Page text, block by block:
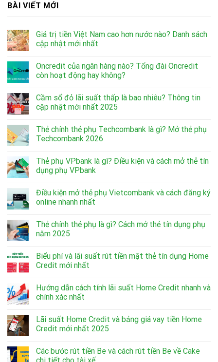
BÀI VIẾT MỚI
Giá trị tiền Việt Nam cao hơn nước nào? Danh sách
cập nhật mới nhất
Oncredit của ngân hàng nào? Tổng đài Oncredit
còn hoạt động hay không?
Cầm sổ đỏ lãi suất thấp là bao nhiêu? Thông tin
cập nhật mới nhất 2025
Thẻ chính thẻ phụ Techcombank là gì? Mở thẻ phụ
Techcombank 2026
Thẻ phụ VPbank là gì? Điều kiện và cách mở thẻ tín
dụng phụ VPbank
Điều kiện mở thẻ phụ Vietcombank và cách đăng ký
online nhanh nhất
Thẻ chính thẻ phụ là gì? Cách mở thẻ tín dụng phụ
năm 2025
Biểu phí và lãi suất rút tiền mặt thẻ tín dụng Home
Credit mới nhất
Hướng dẫn cách tính lãi suất Home Credit nhanh và
chính xác nhất
Lãi suất Home Credit và bảng giá vay tiền Home
Credit mới nhất 2025
Các bước rút tiền Be và cách rút tiền Be về Cake